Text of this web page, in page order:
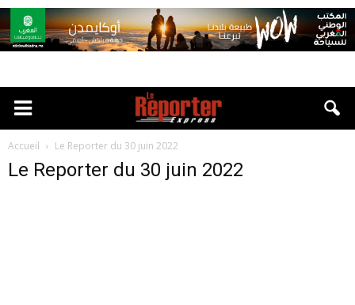
Accueil Le Reporter du 30 juin 2022
Le Reporter du 30 juin 2022